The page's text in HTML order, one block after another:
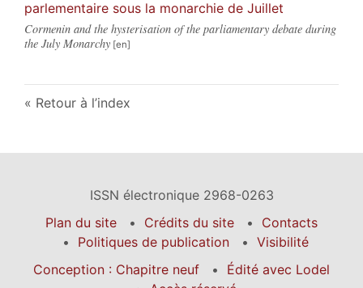
parlementaire sous la monarchie de Juillet
Cormenin and the hysterisation of the parliamentary debate during
the July Monarchy
Retour à l’index
ISSN électronique 2968-0263
Plan du site
Crédits du site
Contacts
Politiques de publication
Visibilité
Conception : Chapitre neuf
Édité avec Lodel